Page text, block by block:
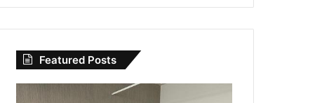
Featured Posts